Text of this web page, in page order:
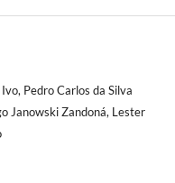
Pedro Carlos da Silva
Janowski Zandoná, Lester